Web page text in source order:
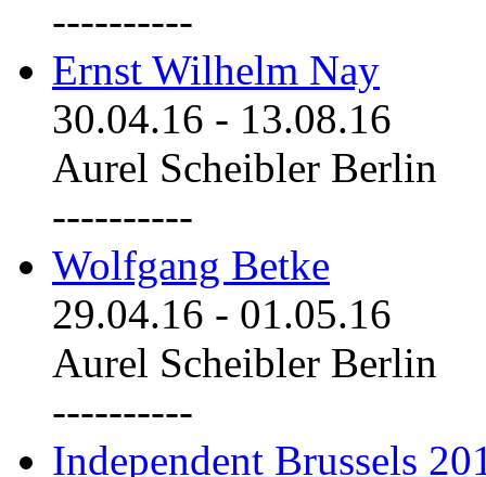
----------
Ernst Wilhelm Nay
30.04.16 - 13.08.16
Aurel Scheibler Berlin
----------
Wolfgang Betke
29.04.16 - 01.05.16
Aurel Scheibler Berlin
----------
Independent Brussels